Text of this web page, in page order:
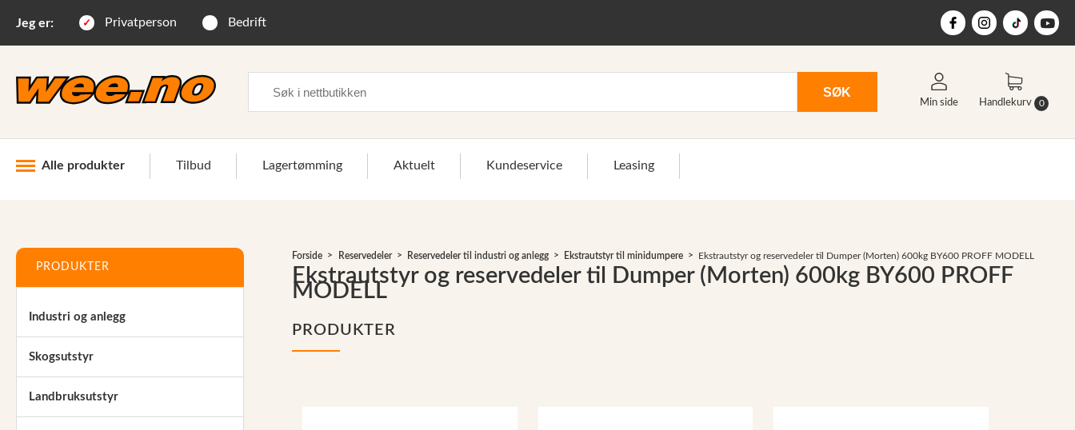
Jeg er: Privatperson Bedrift
SØK
Min side Handlekurv 0
Alle produkter Tilbud Lagertømming Aktuelt Kundeservice Leasing
Skogsutstyr
Hjem, hage, fritid og sjø
Vinter og snøutstyr
PRODUKTER
Industri og anlegg
Skogsutstyr
Landbruksutstyr
Forside Reservedeler Reservedeler til industri og anlegg Ekstrautstyr til minidumpere Ekstrautstyr og reservedeler til Dumper (Morten) 600kg BY600 PROFF MODELL
Ekstrautstyr og reservedeler til Dumper (Morten) 600kg BY600 PROFF
MODELL
PRODUKTER